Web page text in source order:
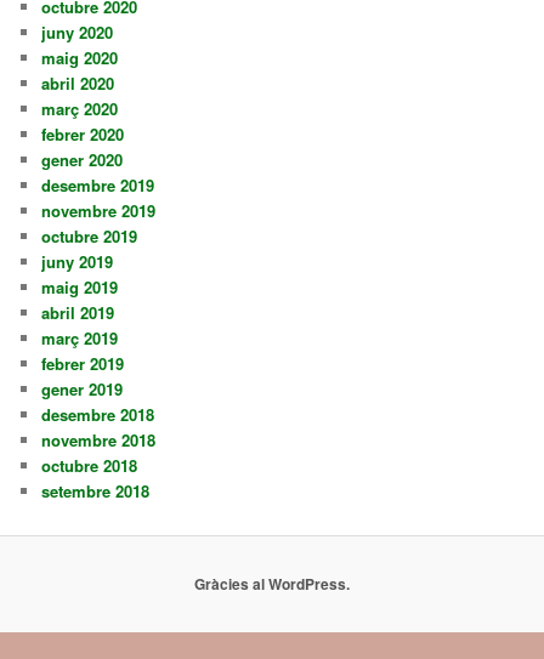
octubre 2020
juny 2020
maig 2020
abril 2020
març 2020
febrer 2020
gener 2020
desembre 2019
novembre 2019
octubre 2019
juny 2019
maig 2019
abril 2019
març 2019
febrer 2019
gener 2019
desembre 2018
novembre 2018
octubre 2018
setembre 2018
Gràcies al WordPress.